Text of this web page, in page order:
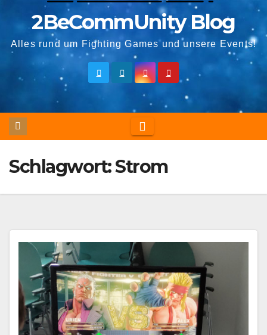
2BeCommUnity Blog
Alles rund um Fighting Games und unsere Events!
Schlagwort:Strom